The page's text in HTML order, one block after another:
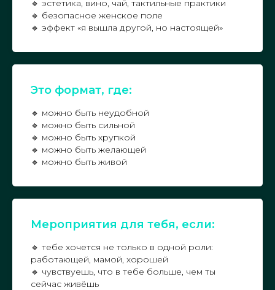
🔹 эстетика, вино, чай, тактильные практики
🔹 безопасное женское поле
🔹 эффект «я вышла другой, но настоящей»
Это формат, где:
🔹 можно быть неудобной
🔹 можно быть сильной
🔹 можно быть хрупкой
🔹 можно быть желающей
🔹 можно быть живой
Мероприятия для тебя, если:
🔹 тебе хочется не только в одной роли:
работающей, мамой, хорошей
🔹 чувствуешь, что в тебе больше, чем ты
сейчас живёшь